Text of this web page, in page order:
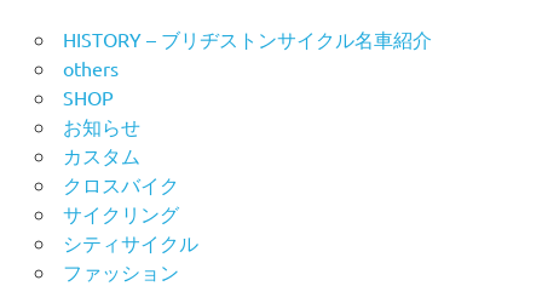
HISTORY – ブリヂストンサイクル名車紹介
others
SHOP
お知らせ
カスタム
クロスバイク
サイクリング
シティサイクル
ファッション